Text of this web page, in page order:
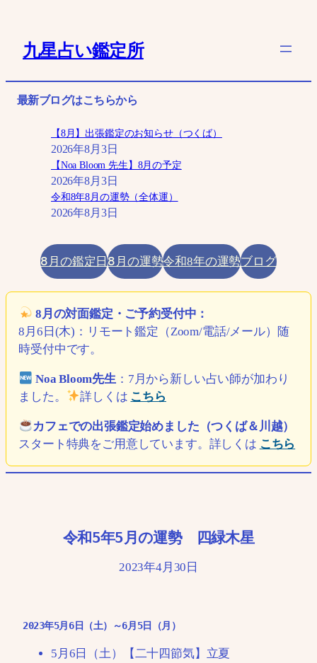
キ
九星占い鑑定所
最新ブログはこちらから
【8月】出張鑑定のお知らせ（つくば）
2026年8月3日
【Noa Bloom 先生】8月の予定
2026年8月3日
令和8年8月の運勢（全体運）
2026年8月3日
8月の鑑定日8月の運勢令和8年の運勢ブログ
8月の対面鑑定・ご予約受付中：
8月6日(木)：リモート鑑定（Zoom/電話/メール）随
時受付中です。
Noa Bloom先生：7月から新しい占い師が加わり
ました。
詳しくは こちら
カフェでの出張鑑定始めました（つくば＆川越）
スタート特典をご用意しています。詳しくは こちら
令和5年5月の運勢 四緑木星
2023年4月30日
2023年5月6日（土）～6月5日（月）
5月6日（土）【二十四節気】立夏